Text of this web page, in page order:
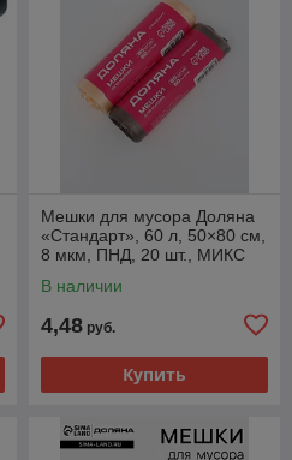
Мешки для мусора Доляна
«Стандарт», 60 л, 50×80 см,
8 мкм, ПНД, 20 шт., МИКС
В наличии
4,48 руб.
Купить